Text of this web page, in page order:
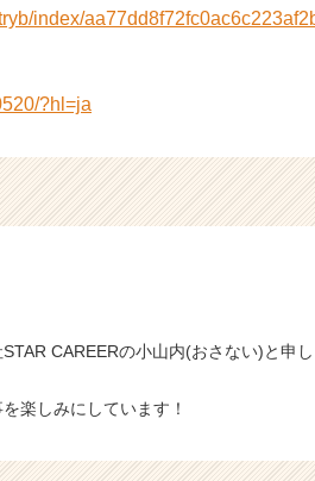
index/
?hl=ja
CAREERの小山内(おさない)と申し
楽しみにしています！